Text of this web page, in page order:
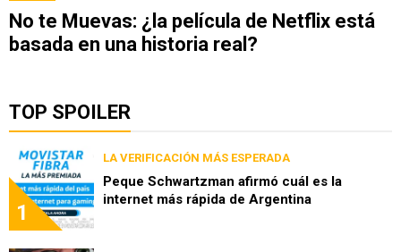
No te Muevas: ¿la película de Netflix está
basada en una historia real?
TOP SPOILER
1
LA VERIFICACIÓN MÁS ESPERADA
Peque Schwartzman afirmó cuál es la
internet más rápida de Argentina